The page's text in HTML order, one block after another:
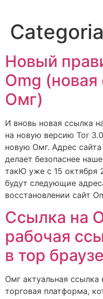
Новый
Omg
Омг)
И вновь новая ссылка
на новую версию Tor
новую Омг. Адрес
делает безопаснее
такЮ уже с 15 октября
будут следующие
восстановлении сайт
Ссылка на
рабочая
в тор
Омг актуальная ссылка
торговая платформа,